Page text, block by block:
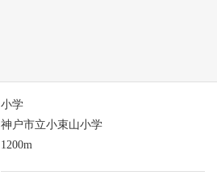
小学
神户市立小束山小学
1200m